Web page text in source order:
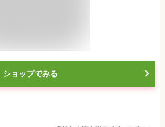
ショップでみる